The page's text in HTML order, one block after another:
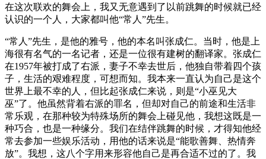
在这次联欢的舞会上，我又无意遇到了以前跳舞的时候就已经
认识的一个人，大家都叫他“常人”先生。
“常人”先生，是他的雅号，他的本名叫张成仁。当时，他是上
海很有名气的一名记者，还是一位很有建树的翻译家。张成仁
在1957年被打成了右派，妻子不幸去世后，他独自带着四个孩
子，生活的艰难程度，可想而知。我本来一直认为自己是这个
世界上最不幸的人，但比起张成仁来说，则是“小巫见大
巫”了。他虽然背着右派的罪名，但却对自己的前途和生活非
常乐观，在那种较为特殊场所的舞会上碰见他，我想这既是一
种巧合，也是一种缘分。我们在结伴跳舞的时候，才得知他经
常去参加一些娱乐活动，用他的话来说是“能歌善舞、热情奔
放”。我想，这八个字用来形容他自己是再合适不过的了。我